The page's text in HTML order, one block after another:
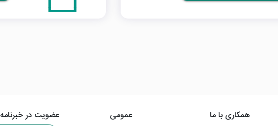
عضویت در خبرنامه
همکاری با ما
عمومی